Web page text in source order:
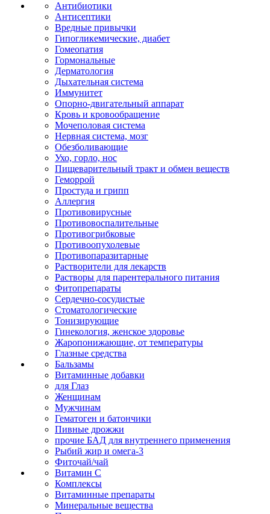
Антибиотики
Антисептики
Вредные привычки
Гипогликемические, диабет
Гомеопатия
Гормональные
Дерматология
Дыхательная система
Иммунитет
Опорно-двигательный аппарат
Кровь и кровообращение
Мочеполовая система
Нервная система, мозг
Обезболивающие
Ухо, горло, нос
Пищеварительный тракт и обмен веществ
Геморрой
Простуда и грипп
Аллергия
Противовирусные
Противовоспалительные
Противогрибковые
Противоопухолевые
Противопаразитарные
Растворители для лекарств
Растворы для парентерального питания
Фитопрепараты
Сердечно-сосудистые
Стоматологические
Тонизирующие
Гинекология, женское здоровье
Жаропонижающие, от температуры
Глазные средства
Бальзамы
Витаминные добавки
для Глаз
Женщинам
Мужчинам
Гематоген и батончики
Пивные дрожжи
прочие БАД для внутреннего применения
Рыбий жир и омега-3
Фиточай/чай
Витамин С
Комплексы
Витаминные препараты
Минеральные вещества